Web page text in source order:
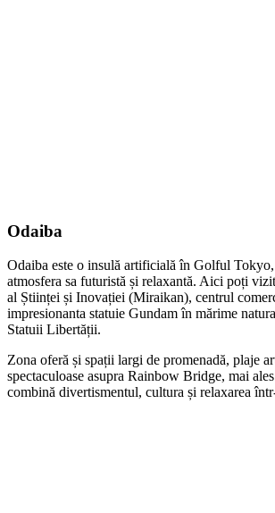
Odaiba
Odaiba este o insulă artificială în Golful
atmosfera sa futuristă și relaxantă. Aici poți
al Științei și Inovației (Miraikan), centrul
impresionanta statuie Gundam în mărime
Statuii Libertății.
Zona oferă și spații largi de promenadă, plaje
spectaculoase asupra Rainbow Bridge, mai
combină divertismentul, cultura și relaxarea